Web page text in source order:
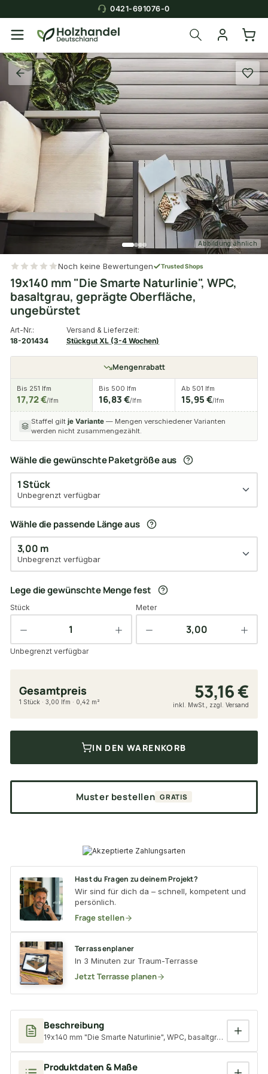
0421-691076-0
Abbildung ähnlich
Beschreibung
19x140 mm "Die Smarte Naturlinie", WPC, basaltgrau, geprägte
Produktdaten & Maße
Noch keine Bewertungen Trusted Shops
19x140 mm "Die Smarte Naturlinie", WPC,
basaltgrau, geprägte Oberfläche,
ungebürstet
Art-Nr.:
18-201434
Versand & Lieferzeit:
Stückgut XL (3-4 Wochen)
Mengenrabatt
Bis 251 lfm
17,72 €/lfm
Bis 500 lfm
16,83 €/lfm
Ab 501 lfm
15,95 €/lfm
Staffel gilt je Variante — Mengen verschiedener Varianten
werden nicht zusammengezählt.
Wähle die gewünschte Paketgröße aus
1 Stück
Unbegrenzt verfügbar
Wähle die passende Länge aus
3,00 m
Unbegrenzt verfügbar
Lege die gewünschte Menge fest
Stück Meter
Unbegrenzt verfügbar
Gesamtpreis 53,16 €
1 Stück · 3,00 lfm · 0,42 m² inkl. MwSt., zzgl. Versand
IN DEN WARENKORB
Muster bestellen GRATIS
Hast du Fragen zu deinem Projekt?
Wir sind für dich da – schnell, kompetent und
persönlich.
Frage stellen
Terrassenplaner
In 3 Minuten zur Traum-Terrasse
Jetzt Terrasse planen